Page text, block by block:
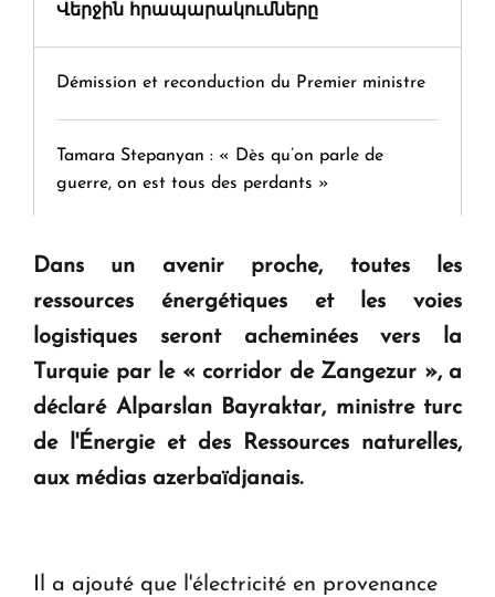
Վերջին հրապարակումները
Démission et reconduction du Premier ministre
Tamara Stepanyan : « Dès qu’on parle de
guerre, on est tous des perdants »
" Tant qu'il n'existe pas d'alternative concrète, la
KASA : 30 ans d'audace, de résilience et d'avenir
en Arménie
Le premier hôtel Hyatt Regency d'Arménie
ouvrira ses portes à Dilijan
Dans un avenir proche, toutes les
ressources énergétiques et les voies
logistiques seront acheminées vers la
Turquie par le « corridor de Zangezur », a
déclaré Alparslan Bayraktar, ministre turc
de l'Énergie et des Ressources naturelles,
aux médias azerbaïdjanais.
Il a ajouté que l'électricité en provenance